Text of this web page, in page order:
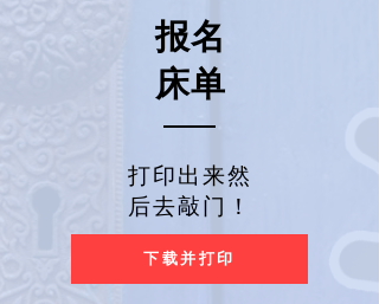
报名
床单
打印出来然
后去敲门！
下载并打印